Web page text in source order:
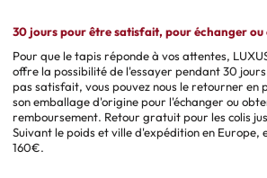
30 jours pour être satisfait, pour échanger ou
Pour que le tapis réponde à vos attentes,
offre la possibilité de l'essayer pendant 30
pas satisfait, vous pouvez nous le retourner
son emballage d'origine pour l'échanger ou
remboursement. Retour gratuit pour les colis
Suivant le poids et ville d'expédition en
160€.